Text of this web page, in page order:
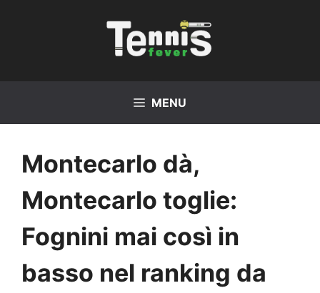
MENU
Montecarlo dà,
Montecarlo toglie:
Fognini mai così in
basso nel ranking da